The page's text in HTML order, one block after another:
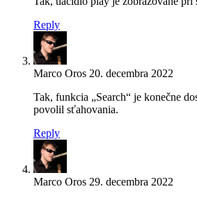
Reply
Marco Oros 20. decembra 2022
Tak, funkcia „Search“ je konečne
povolil sťahovania.
Reply
Marco Oros 29. decembra 2022